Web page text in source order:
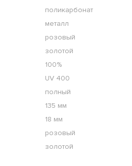
поликарбонат
металл
розовый
золотой
100%
UV 400
полный
135 мм
18 мм
розовый
золотой